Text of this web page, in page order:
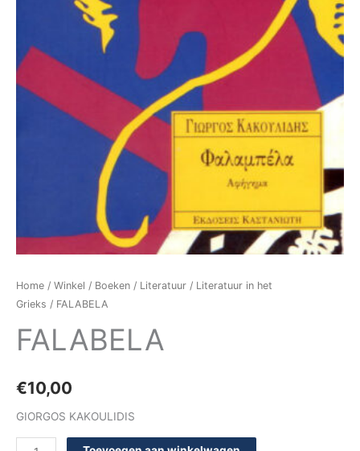
Home / Winkel / Boeken / Literatuur / Literatuur in het
Grieks / FALABELA
FALABELA
€10,00
GIORGOS KAKOULIDIS